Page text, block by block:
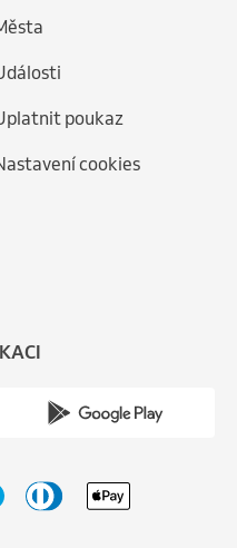
poukaz
cookies